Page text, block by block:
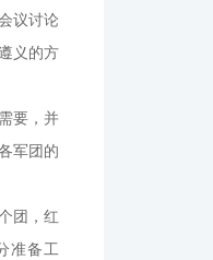
议讨论
义的方
要，并
军团的
团，红
准备工